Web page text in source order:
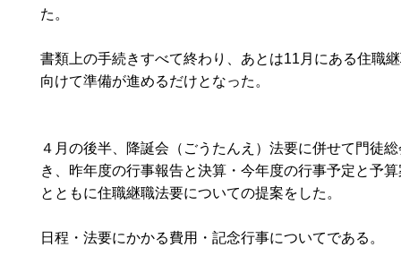
た。
書類上の手続きすべて終わり、あとは11月にある住職
向けて準備が進めるだけとなった。
４月の後半、降誕会（ごうたんえ）法要に併せて門徒
き、昨年度の行事報告と決算・今年度の行事予定と予
とともに住職継職法要についての提案をした。
日程・法要にかかる費用・記念行事についてである。